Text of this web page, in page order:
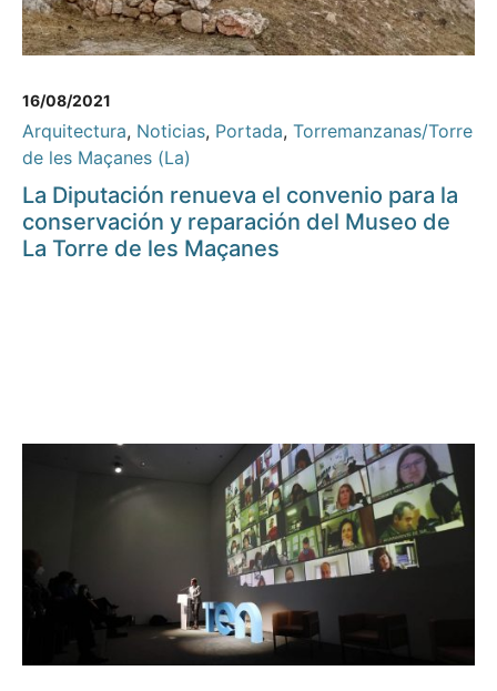
16/08/2021
Arquitectura, Noticias, Portada, Torremanzanas/Torre
de les Maçanes (La)
La Diputación renueva el convenio para la
conservación y reparación del Museo de
La Torre de les Maçanes